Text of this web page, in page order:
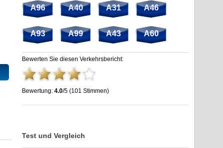
A96 A40 A31 A46
A93 A99 A43 A60
Bewerten Sie diesen Verkehrsbericht:
Bewertung: 4.0/5 (101 Stimmen)
Dreieck Pankow: Stau, Unfälle, Sperrung & Baustellen ,4.0
Test und Vergleich